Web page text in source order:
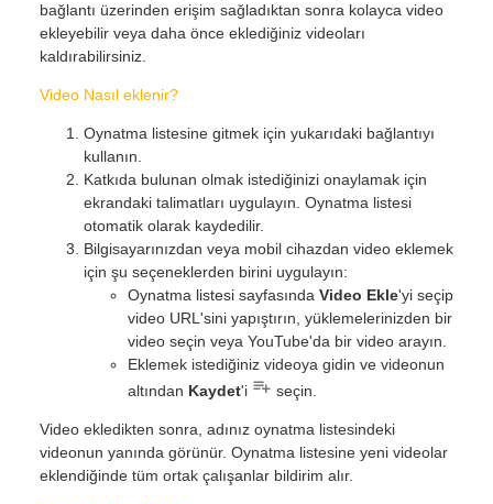
bağlantı üzerinden erişim sağladıktan sonra kolayca video
ekleyebilir veya daha önce eklediğiniz videoları
kaldırabilirsiniz.
Video Nasıl eklenir?
Oynatma listesine gitmek için yukarıdaki bağlantıyı
kullanın.
Katkıda bulunan olmak istediğinizi onaylamak için
ekrandaki talimatları uygulayın. Oynatma listesi
otomatik olarak kaydedilir.
Bilgisayarınızdan veya mobil cihazdan video eklemek
için şu seçeneklerden birini uygulayın:
Oynatma listesi sayfasında Video Ekle'yi seçip
video URL'sini yapıştırın, yüklemelerinizden bir
video seçin veya YouTube'da bir video arayın.
Eklemek istediğiniz videoya gidin ve videonun
altından Kaydet'i seçin.
Video ekledikten sonra, adınız oynatma listesindeki
videonun yanında görünür. Oynatma listesine yeni videolar
eklendiğinde tüm ortak çalışanlar bildirim alır.